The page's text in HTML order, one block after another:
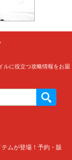
ルに役立つ攻略情報をお届
ムが登場！予約・販